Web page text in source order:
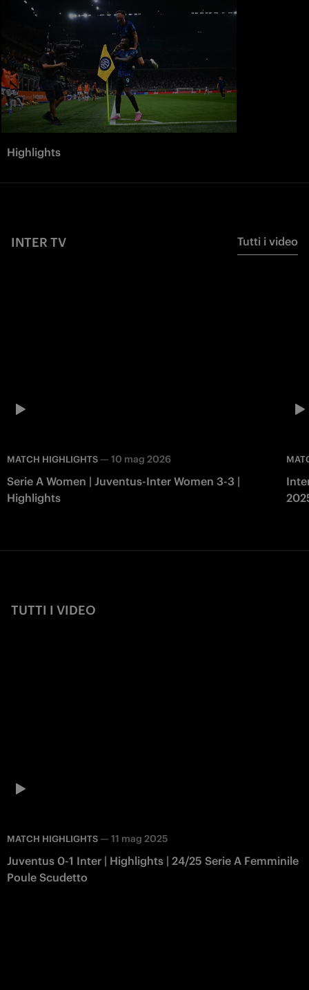
Highlights
INTER TV Tutti i video
MATCH HIGHLIGHTS — 10 mag 2026
Serie A Women | Juventus-Inter Women 3-3 |
Highlights
TUTTI I VIDEO
MATCH HIGHLIGHTS — 11 mag 2025
Juventus 0-1 Inter | Highlights | 24/25 Serie A Femminile
Poule Scudetto